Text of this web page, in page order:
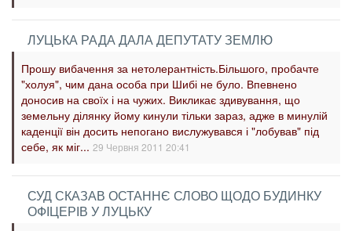
ЛУЦЬКА РАДА ДАЛА ДЕПУТАТУ ЗЕМЛЮ
Прошу вибачення за нетолерантність.Більшого, пробачте
"холуя", чим дана особа при Шибі не було. Впевнено
доносив на своїх і на чужих. Викликає здивування, що
земельну ділянку йому кинули тільки зараз, адже в минулій
каденції він досить непогано вислужувався і "лобував" під
себе, як міг... 29 Червня 2011 20:41
СУД СКАЗАВ ОСТАННЄ СЛОВО ЩОДО БУДИНКУ
ОФІЦЕРІВ У ЛУЦЬКУ